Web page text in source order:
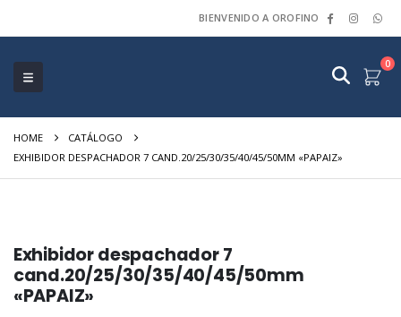
BIENVENIDO A OROFINO
0
HOME
CATÁLOGO
EXHIBIDOR DESPACHADOR 7 CAND.20/25/30/35/40/45/50MM «PAPAIZ»
Exhibidor despachador 7
cand.20/25/30/35/40/45/50mm
«PAPAIZ»